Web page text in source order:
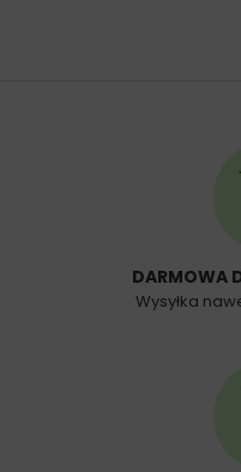
DARMOWA
Wysyłka